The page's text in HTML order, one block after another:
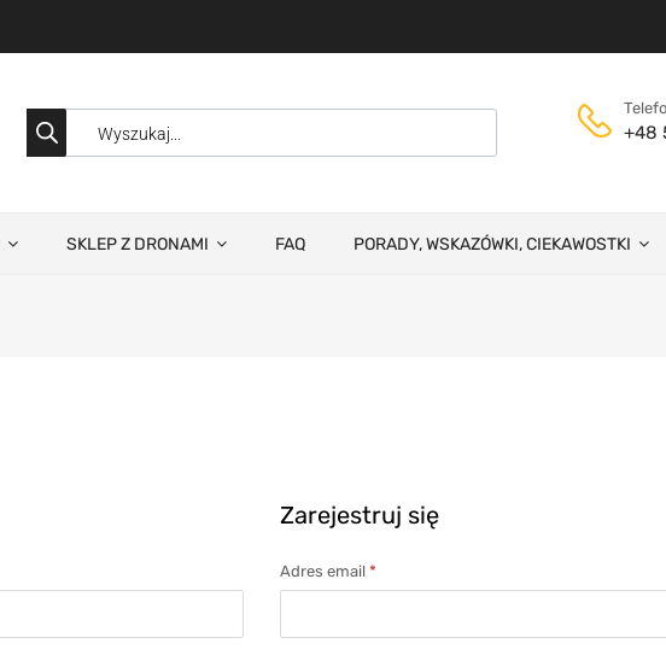
+48
SKLEP Z DRONAMI FAQ PORADY, WSKAZÓWKI, CIEKAWOSTKI
Zarejestruj się
Adres email *